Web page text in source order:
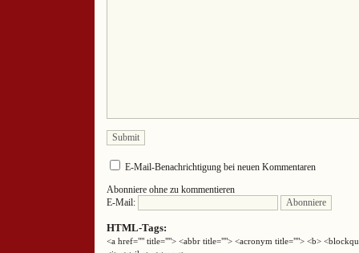
E-Mail-Benachrichtigung bei neuen Kommentaren
Abonniere ohne zu kommentieren
E-Mail:
HTML-Tags:
<a href="" title=""> <abbr title=""> <acronym title=""> <b>